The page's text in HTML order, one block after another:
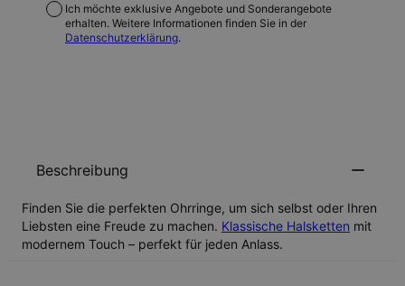
Ich möchte exklusive Angebote und Sonderangebote
erhalten. Weitere Informationen finden Sie in der
Datenschutzerklärung.
Beschreibung
Finden Sie die perfekten Ohrringe, um sich selbst oder Ihren
Liebsten eine Freude zu machen. Klassische Halsketten mit
modernem Touch – perfekt für jeden Anlass.